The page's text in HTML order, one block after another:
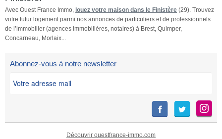
Avec Ouest France Immo, louez votre maison dans le Finistère (29). Trouvez
votre futur logement parmi nos annonces de particuliers et de professionnels
de l’immobilier (agences immobilières, notaires) à Brest, Quimper,
Concarneau, Morlaix...
Abonnez-vous à notre newsletter
Découvrir ouestfrance-immo.com